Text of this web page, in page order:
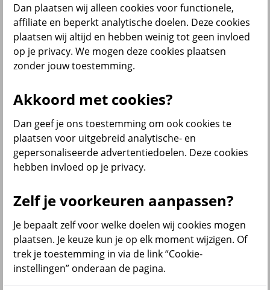
Beleggen
Pensioen en lijfrente
Hypotheek
Dan plaatsen wij alleen cookies voor functionele,
affiliate en beperkt analytische doelen. Deze cookies
plaatsen wij altijd en hebben weinig tot geen invloed
op je privacy. We mogen deze cookies plaatsen
zonder jouw toestemming.
Akkoord met cookies?
Dan geef je ons toestemming om ook cookies te
plaatsen voor uitgebreid analytische- en
gepersonaliseerde advertentiedoelen. Deze cookies
hebben invloed op je privacy.
Zelf je voorkeuren aanpassen?
Je bepaalt zelf voor welke doelen wij cookies mogen
plaatsen. Je keuze kun je op elk moment wijzigen. Of
trek je toestemming in via de link “Cookie-
instellingen” onderaan de pagina.